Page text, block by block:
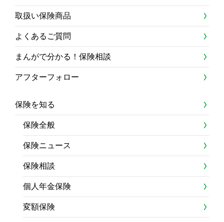
取扱い保険商品
よくあるご質問
まんがで分かる！保険相談
アフターフォロー
保険を知る
保険全般
保険ニュース
保険相談
個人年金保険
変額保険